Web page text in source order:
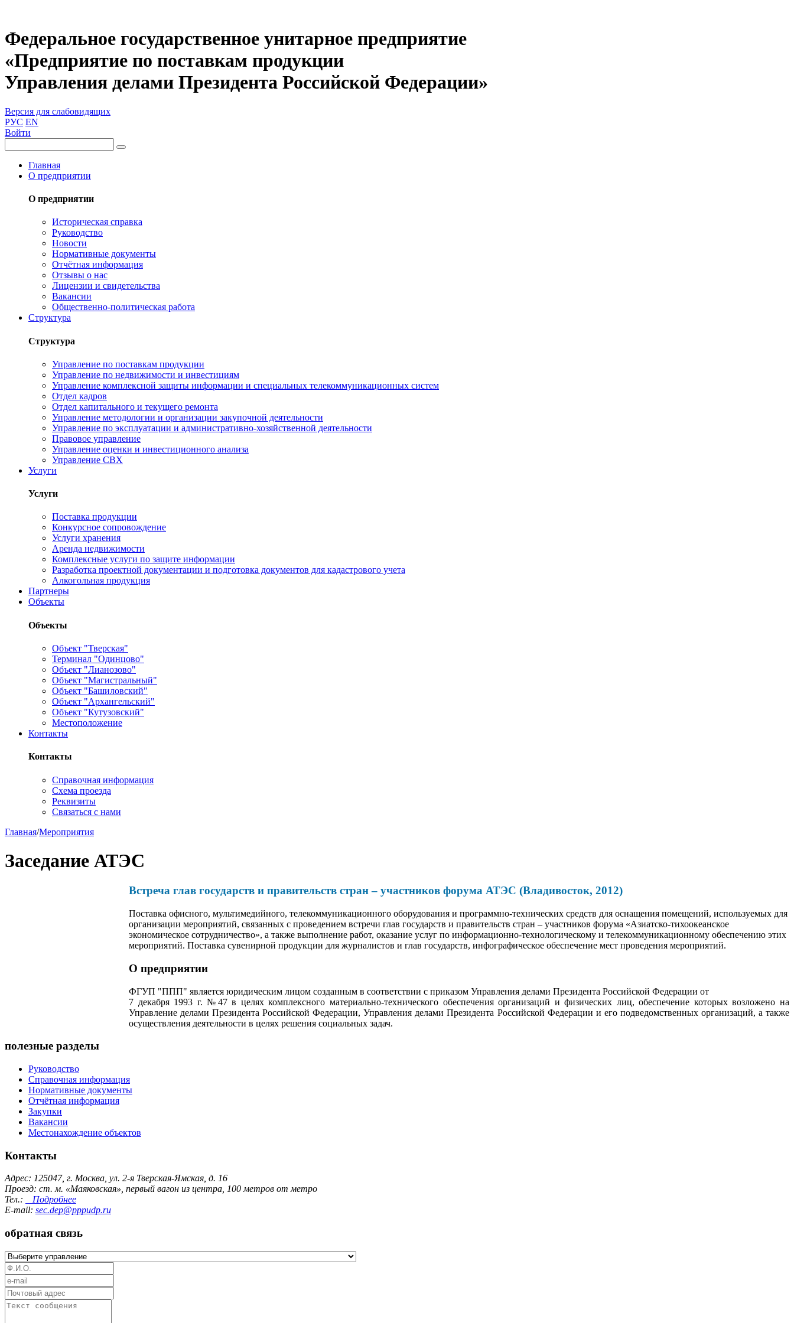
Федеральное государственное унитарное предприятие
«Предприятие по поставкам продукции
Управления делами Президента Российской Федерации»
Версия для слабовидящих
РУС EN
Войти
Главная
О предприятии
О предприятии
Историческая справка
Руководство
Новости
Нормативные документы
Отчётная информация
Отзывы о нас
Лицензии и свидетельства
Вакансии
Общественно-политическая работа
Структура
Структура
Управление по поставкам продукции
Управление по недвижимости и инвестициям
Управление комплексной защиты информации и специальных телекоммуникационных систем
Отдел кадров
Отдел капитального и текущего ремонта
Управление методологии и организации закупочной деятельности
Управление по эксплуатации и административно-хозяйственной деятельности
Правовое управление
Управление оценки и инвестиционного анализа
Управление СВХ
Услуги
Услуги
Поставка продукции
Конкурсное сопровождение
Услуги хранения
Аренда недвижимости
Комплексные услуги по защите информации
Разработка проектной документации и подготовка документов для кадастрового учета
Алкогольная продукция
Партнеры
Объекты
Объекты
Объект "Тверская"
Терминал "Одинцово"
Объект "Лианозово"
Объект "Магистральный"
Объект "Башиловский"
Объект "Архангельский"
Объект "Кутузовский"
Местоположение
Контакты
Контакты
Справочная информация
Схема проезда
Реквизиты
Связаться с нами
Главная/Мероприятия
Заседание АТЭС
Встреча глав государств и правительств стран – участников форума АТЭС (Владивосток, 2012)
Поставка офисного, мультимедийного, телекоммуникационного оборудования и программно-технических средств для оснащения помещений, используемых для
организации мероприятий, связанных с проведением встречи глав государств и правительств стран – участников форума «Азиатско-тихоокеанское
экономическое сотрудничество», а также выполнение работ, оказание услуг по информационно-технологическому и телекоммуникационному обеспечению этих
мероприятий. Поставка сувенирной продукции для журналистов и глав государств, инфографическое обеспечение мест проведения мероприятий.
О предприятии
ФГУП "ППП" является юридическим лицом созданным в соответствии с приказом Управления делами Президента Российской Федерации от
7 декабря 1993 г. №47 в целях комплексного материально-технического обеспечения организаций и физических лиц, обеспечение которых возложено на
Управление делами Президента Российской Федерации, Управления делами Президента Российской Федерации и его подведомственных организаций, а также
осуществления деятельности в целях решения социальных задач.
полезные разделы
Руководство
Справочная информация
Нормативные документы
Отчётная информация
Закупки
Вакансии
Местонахождение объектов
Контакты
Адрес: 125047, г. Москва, ул. 2-я Тверская-Ямская, д. 16
Проезд: ст. м. «Маяковская», первый вагон из центра, 100 метров от метро
Тел.:
Подробнее
E-mail: sec.dep@pppudp.ru
обратная связь